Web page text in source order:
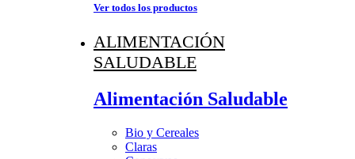
Ver todos los productos
ALIMENTACIÓN
SALUDABLE
Alimentación Saludable
Bio y Cereales
Claras